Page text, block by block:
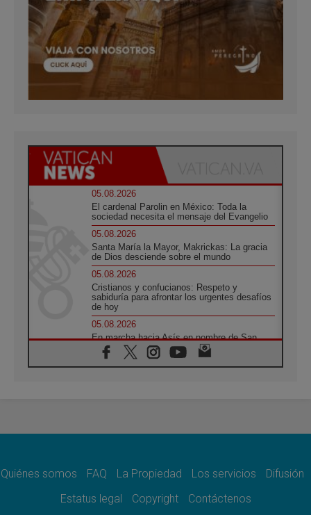
05.08.2026
El cardenal Parolin en México: Toda la
sociedad necesita el mensaje del Evangelio
05.08.2026
Santa María la Mayor, Makrickas: La gracia
de Dios desciende sobre el mundo
05.08.2026
Cristianos y confucianos: Respeto y
sabiduría para afrontar los urgentes desafíos
de hoy
05.08.2026
En marcha hacia Asís en nombre de San
Francisco, a la espera de León
05.08.2026
quienes bendicen la guerra
Ucrania: Ataque masivo en Kyiv durante la
Quiénes somos FAQ La Propiedad Los servicios
Difusión
Estatus legal
Copyright Contáctenos